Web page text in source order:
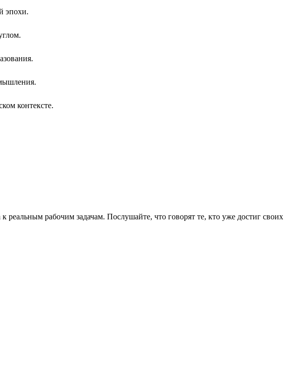
эпохи.
контексте.
рабочим задачам. Послушайте, что говорят те, кто уже достиг своих